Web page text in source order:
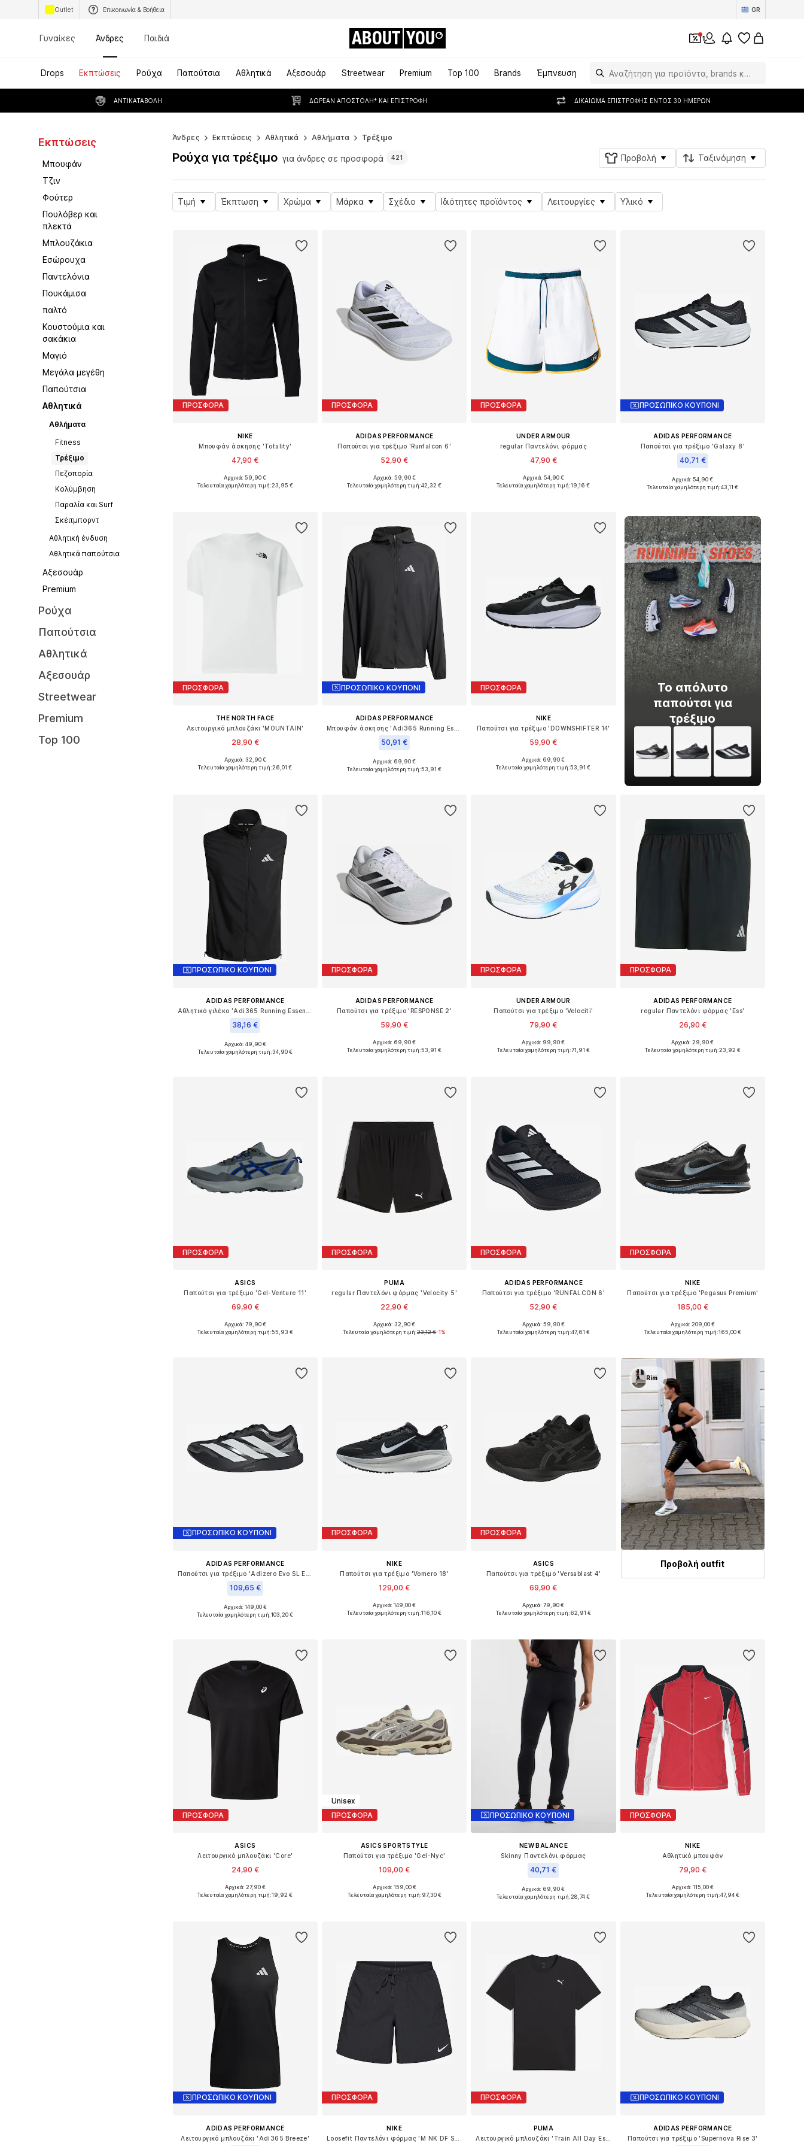
Outlet Επικοινωνία & Βοήθεια GR
Γυναίκες Άνδρες Παιδιά ABOUT YOU 1
Drops Εκπτώσεις Ρούχα Παπούτσια Αθλητικά Αξεσουάρ Streetwear Premium Top 100 Brands Έμπνευση
ΑΝΤΙΚΑΤΑΒΟΛΉ ΔΩΡΕΆΝ ΑΠΟΣΤΟΛΉ* ΚΑΙ ΕΠΙΣΤΡΟΦΉ ΔΙΚΑΊΩΜΑ ΕΠΙΣΤΡΟΦΉΣ ΕΝΤΌΣ 30 ΗΜΕΡΏΝ
Εκπτώσεις
Μπουφάν
Τζιν
Φούτερ
Πουλόβερ και
πλεκτά
Μπλουζάκια
Εσώρουχα
Παντελόνια
Πουκάμισα
παλτό
Κουστούμια και
σακάκια
Μαγιό
Μεγάλα μεγέθη
Παπούτσια
Αθλητικά
Αθλήματα
Fitness
Τρέξιμο
Πεζοπορία
Κολύμβηση
Παραλία και Surf
Σκέιτμπορντ
Αθλητική ένδυση
Αθλητικά παπούτσια
Αξεσουάρ
Premium
Ρούχα
Παπούτσια
Αθλητικά
Αξεσουάρ
Streetwear
Premium
Top 100
Άνδρες Εκπτώσεις Αθλητικά Αθλήματα Τρέξιμο
Ρούχα για τρέξιμο για άνδρες σε προσφορά 421 Προβολή Ταξινόμηση
Τιμή Έκπτωση Χρώμα Μάρκα Σχέδιο Ιδιότητες προϊόντος Λειτουργίες Υλικό
ΠΡΟΣΦΟΡΑ
NIKE
Μπουφάν άσκησης 'Totality'
47,90 €
Διαθέσιμα μεγέθη: S, M, L, XL, XXL
Αρχικά: 59,90 €
Τελευταία χαμηλότερη τιμή:23,95 €
ΠΡΟΣΦΟΡΑ
ADIDAS PERFORMANCE
Παπούτσι για τρέξιμο 'Runfalcon 6'
52,90 €
Διαθέσιμο σε πολλά μεγέθη
Αρχικά: 59,90 €
Τελευταία χαμηλότερη τιμή:42,32 €
ΠΡΟΣΦΟΡΑ
UNDER ARMOUR
regular Παντελόνι φόρμας
47,90 €
Διαθέσιμα μεγέθη: XS x regular
Αρχικά: 54,90 €
Τελευταία χαμηλότερη τιμή:19,16 €
ΠΡΟΣΩΠΙΚΟ ΚΟΥΠΟΝΙ
ADIDAS PERFORMANCE
Παπούτσι για τρέξιμο 'Galaxy 8'
40,71 €
+7
Διαθέσιμο σε πολλά μεγέθη
Αρχικά: 54,90 €
Τελευταία χαμηλότερη τιμή:43,11 €
ΠΡΟΣΦΟΡΑ
THE NORTH FACE
Λειτουργικό μπλουζάκι 'MOUNTAIN'
28,90 €
Διαθέσιμα μεγέθη: XS, S, M, L, XL, XXL
Αρχικά: 32,90 €
Τελευταία χαμηλότερη τιμή:26,01 €
ΠΡΟΣΩΠΙΚΟ ΚΟΥΠΟΝΙ
ADIDAS PERFORMANCE
50,91 €
Διαθέσιμα μεγέθη: S, M, L, XL, XXL
Αρχικά: 69,90 €
Τελευταία χαμηλότερη τιμή:53,91 €
ΠΡΟΣΦΟΡΑ
NIKE
Παπούτσι για τρέξιμο 'DOWNSHIFTER 14'
59,90 €
Διαθέσιμο σε πολλά μεγέθη
Αρχικά: 69,90 €
Τελευταία χαμηλότερη τιμή:53,91 €
Το απόλυτο
παπούτσι για
τρέξιμο
ΠΡΟΣΩΠΙΚΟ ΚΟΥΠΟΝΙ
ADIDAS PERFORMANCE
38,16 €
Αρχικά: 49,90 €
Τελευταία χαμηλότερη τιμή:34,90 €
ΠΡΟΣΦΟΡΑ
ADIDAS PERFORMANCE
Παπούτσι για τρέξιμο 'RESPONSE 2'
59,90 €
+2
Διαθέσιμο σε πολλά μεγέθη
Αρχικά: 69,90 €
Τελευταία χαμηλότερη τιμή:53,91 €
ΠΡΟΣΦΟΡΑ
UNDER ARMOUR
Παπούτσι για τρέξιμο 'Velociti'
79,90 €
Διαθέσιμο σε πολλά μεγέθη
Αρχικά: 99,90 €
Τελευταία χαμηλότερη τιμή:71,91 €
ΠΡΟΣΦΟΡΑ
ADIDAS PERFORMANCE
regular Παντελόνι φόρμας 'Ess'
26,90 €
+1
Διαθέσιμα μεγέθη: S, M, L, XL, XXL
Αρχικά: 29,90 €
Τελευταία χαμηλότερη τιμή:23,92 €
ΠΡΟΣΦΟΡΑ
ASICS
Παπούτσι για τρέξιμο 'Gel-Venture 11'
69,90 €
+2
Διαθέσιμο σε πολλά μεγέθη
Αρχικά: 79,90 €
Τελευταία χαμηλότερη τιμή:55,93 €
ΠΡΟΣΦΟΡΑ
PUMA
regular Παντελόνι φόρμας 'Velocity 5'
22,90 €
Αρχικά: 32,90 €
Τελευταία χαμηλότερη τιμή:23,12 €-1%
ΠΡΟΣΦΟΡΑ
ADIDAS PERFORMANCE
Παπούτσι για τρέξιμο 'RUNFALCON 6'
52,90 €
Διαθέσιμο σε πολλά μεγέθη
Αρχικά: 59,90 €
Τελευταία χαμηλότερη τιμή:47,61 €
ΠΡΟΣΦΟΡΑ
NIKE
Παπούτσι για τρέξιμο 'Pegasus Premium'
185,00 €
Διαθέσιμο σε πολλά μεγέθη
Αρχικά: 209,00 €
Τελευταία χαμηλότερη τιμή:165,00 €
ΠΡΟΣΩΠΙΚΟ ΚΟΥΠΟΝΙ
ADIDAS PERFORMANCE
109,65 €
Διαθέσιμο σε πολλά μεγέθη
Αρχικά: 149,00 €
Τελευταία χαμηλότερη τιμή:103,20 €
ΠΡΟΣΦΟΡΑ
NIKE
Παπούτσι για τρέξιμο 'Vomero 18'
129,00 €
Διαθέσιμο σε πολλά μεγέθη
Αρχικά: 149,00 €
Τελευταία χαμηλότερη τιμή:116,10 €
ΠΡΟΣΦΟΡΑ
ASICS
Παπούτσι για τρέξιμο 'Versablast 4'
69,90 €
Διαθέσιμο σε πολλά μεγέθη
Αρχικά: 79,90 €
Τελευταία χαμηλότερη τιμή:62,91 €
Rim
Προβολή outfit
ΠΡΟΣΦΟΡΑ
ASICS
Λειτουργικό μπλουζάκι 'Core'
24,90 €
Διαθέσιμα μεγέθη: S, M, L
Αρχικά: 27,90 €
Τελευταία χαμηλότερη τιμή:19,92 €
Unisex
ΠΡΟΣΦΟΡΑ
ASICS SPORTSTYLE
Παπούτσι για τρέξιμο 'Gel-Nyc'
109,00 €
+1
Διαθέσιμο σε πολλά μεγέθη
Αρχικά: 159,00 €
Τελευταία χαμηλότερη τιμή:97,30 €
ΠΡΟΣΩΠΙΚΟ ΚΟΥΠΟΝΙ
NEW BALANCE
Skinny Παντελόνι φόρμας
40,71 €
Διαθέσιμα μεγέθη: S, M, XXL
Αρχικά: 69,90 €
Τελευταία χαμηλότερη τιμή:28,74 €
ΠΡΟΣΦΟΡΑ
NIKE
Αθλητικό μπουφάν
79,90 €
Διαθέσιμα μεγέθη: S, M, L, XL
Αρχικά: 115,00 €
Τελευταία χαμηλότερη τιμή:47,94 €
ΠΡΟΣΩΠΙΚΟ ΚΟΥΠΟΝΙ
ADIDAS PERFORMANCE
Λειτουργικό μπλουζάκι 'Adi365 Breeze'
ΠΡΟΣΦΟΡΑ
NIKE
ΠΡΟΣΦΟΡΑ
PUMA
Λειτουργικό μπλουζάκι 'Train All Day Essentials'
ΠΡΟΣΩΠΙΚΟ ΚΟΥΠΟΝΙ
ADIDAS PERFORMANCE
Παπούτσι για τρέξιμο 'Supernova Rise 3'